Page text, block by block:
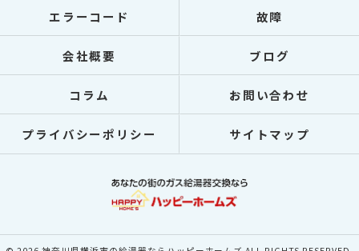
エラーコード 故障
会社概要 ブログ
コラム お問い合わせ
プライバシーポリシー サイトマップ